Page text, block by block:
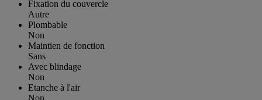
Fixation du couvercle
Autre
Plombable
Non
Maintien de fonction
Sans
Avec blindage
Non
Etanche à l'air